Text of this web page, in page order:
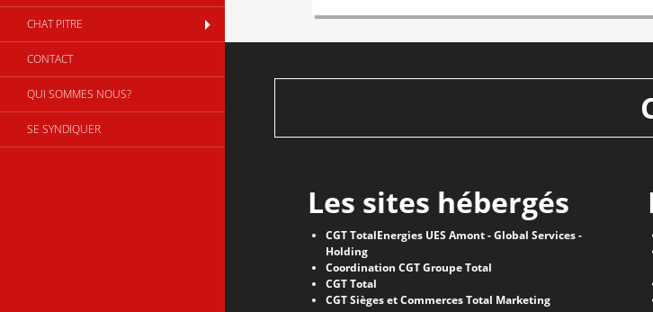
CHAT PITRE
CONTACT
QUI SOMMES NOUS?
SE SYNDIQUER
Les sites hébergés
CGT TotalEnergies UES Amont - Global Services -
Holding
Coordination CGT Groupe Total
CGT Total
CGT Sièges et Commerces Total Marketing